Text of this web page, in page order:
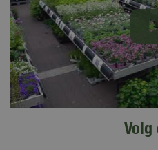
Volg